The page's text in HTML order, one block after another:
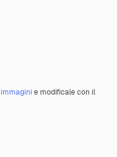
e modificale con il